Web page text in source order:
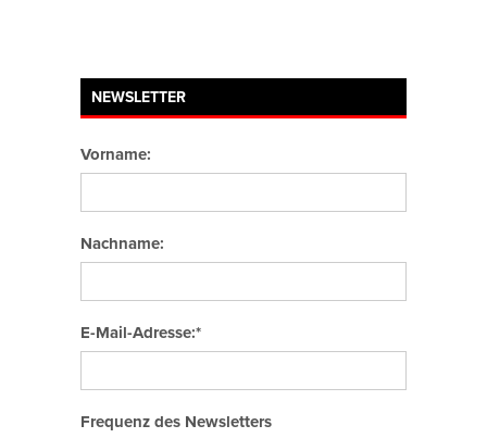
NEWSLETTER
Vorname:
Nachname:
E-Mail-Adresse:*
Frequenz des Newsletters